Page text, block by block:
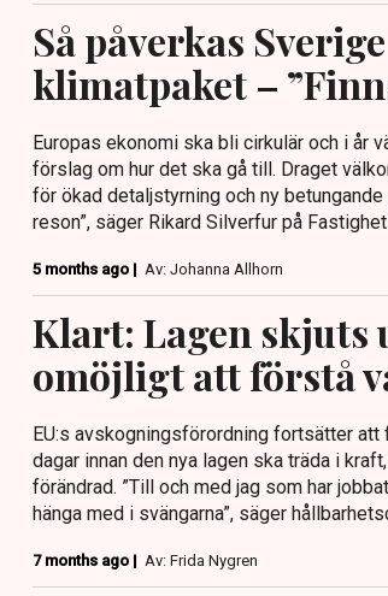
Så påverkas
klimatpaket –
Europas ekonomi ska bli cirkulär och i år
förslag om hur det ska gå till. Draget
för ökad detaljstyrning och ny
reson”, säger Rikard Silverfur på
5 months ago | Av: Johanna Allhorn
Klart: Lagen skjuts
omöjligt att förstå
EU:s avskogningsförordning fortsätter att
dagar innan den nya lagen ska träda i
förändrad. ”Till och med jag som har
hänga med i svängarna”, säger
7 months ago | Av: Frida Nygren